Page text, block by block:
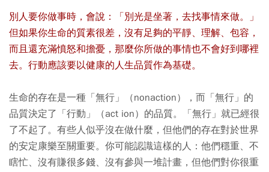
別人要你做事時，會說：「別光是坐著，去找事情來做。」
但如果你生命的質素很差，沒有足夠的平靜、理解、包容，
而且還充滿憤怒和擔憂，那麼你所做的事情也不會好到哪裡
去。行動應該要以健康的人生品質作為基礎。
生命的存在是一種「無行」（nonaction），而「無行」的
品質決定了「行動」（act ion）的品質。「無行」就已經很
了不起了。有些人似乎沒在做什麼，但他們的存在對於世界
的安定康樂至關重要。你可能認識這樣的人：他們穩重、不
瞎忙、沒有賺很多錢、沒有參與一堆計畫，但他們對你很重